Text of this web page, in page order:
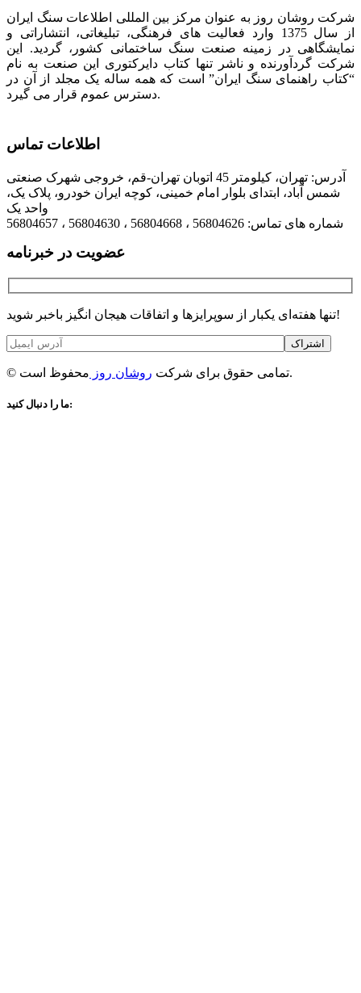
شرکت روشان روز به عنوان مرکز بین المللی اطلاعات سنگ ایران
از سال 1375 وارد فعالیت های فرهنگی، تبلیغاتی، انتشاراتی و
نمایشگاهی در زمینه صنعت سنگ ساختمانی کشور، گردید. این
شرکت گردآورنده و ناشر تنها کتاب دایرکتوری این صنعت به نام
“کتاب راهنمای سنگ ایران” است که همه ساله یک مجلد از آن در
دسترس عموم قرار می گیرد.
اطلاعات تماس
آدرس: تهران، کیلومتر 45 اتوبان تهران-قم، خروجی شهرک صنعتی
شمس آباد، ابتدای بلوار امام خمینی، کوچه ایران خودرو، پلاک یک،
واحد یک
شماره های تماس: 56804626 ، 56804668 ، 56804630 ، 56804657
عضویت در خبرنامه
تنها هفته‌ای یکبار از سوپرایزها و اتفاقات هیجان انگیز باخبر شوید!
اشتراک
© تمامی حقوق برای شرکت روشان روز محفوظ است.
ما را دنبال کنید: